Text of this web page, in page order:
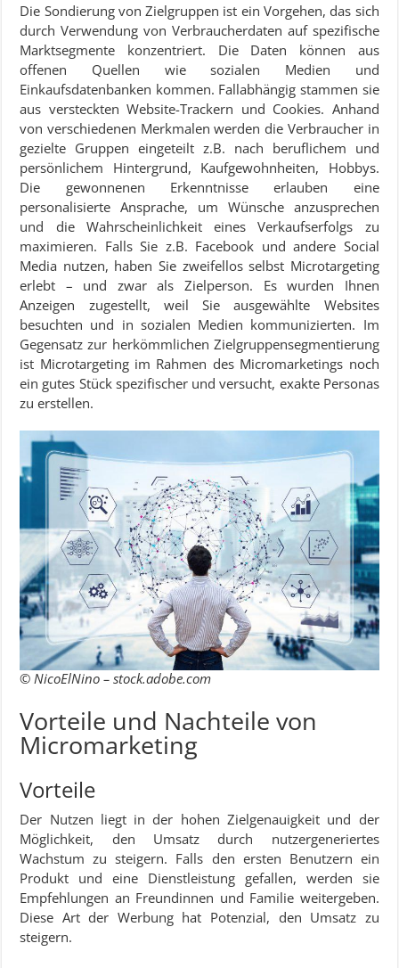
Die Sondierung von Zielgruppen ist ein Vorgehen, das sich
durch Verwendung von Verbraucherdaten auf spezifische
Marktsegmente konzentriert. Die Daten können aus
offenen Quellen wie sozialen Medien und
Einkaufsdatenbanken kommen. Fallabhängig stammen sie
aus versteckten Website-Trackern und Cookies. Anhand
von verschiedenen Merkmalen werden die Verbraucher in
gezielte Gruppen eingeteilt z.B. nach beruflichem und
persönlichem Hintergrund, Kaufgewohnheiten, Hobbys.
Die gewonnenen Erkenntnisse erlauben eine
personalisierte Ansprache, um Wünsche anzusprechen
und die Wahrscheinlichkeit eines Verkaufserfolgs zu
maximieren. Falls Sie z.B. Facebook und andere Social
Media nutzen, haben Sie zweifellos selbst Microtargeting
erlebt – und zwar als Zielperson. Es wurden Ihnen
Anzeigen zugestellt, weil Sie ausgewählte Websites
besuchten und in sozialen Medien kommunizierten. Im
Gegensatz zur herkömmlichen Zielgruppensegmentierung
ist Microtargeting im Rahmen des Micromarketings noch
ein gutes Stück spezifischer und versucht, exakte Personas
zu erstellen.
© NicoElNino – stock.adobe.com
Vorteile und Nachteile von
Micromarketing
Vorteile
Der Nutzen liegt in der hohen Zielgenauigkeit und der
Möglichkeit, den Umsatz durch nutzergeneriertes
Wachstum zu steigern. Falls den ersten Benutzern ein
Produkt und eine Dienstleistung gefallen, werden sie
Empfehlungen an Freundinnen und Familie weitergeben.
Diese Art der Werbung hat Potenzial, den Umsatz zu
steigern.